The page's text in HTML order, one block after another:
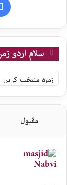
سلام اردو
سلام
اردو
زمرہ
جات
مقبول